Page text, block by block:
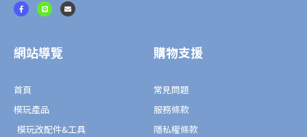
F
a
c
k
-
L
i
n
E
n
v
網站導覽
首頁
模玩產品
模玩改配件&工具
購物支援
常見問題
服務條款
隱私權條款